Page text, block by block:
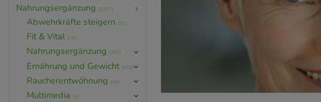
Nahrungsergänzung (2237)
Abwehrkräfte steigern (57)
Fit & Vital (38)
Nahrungsergänzung (300)
Ernährung und Gewicht (683)
Raucherentwöhnung (49)
Multimedia (1)